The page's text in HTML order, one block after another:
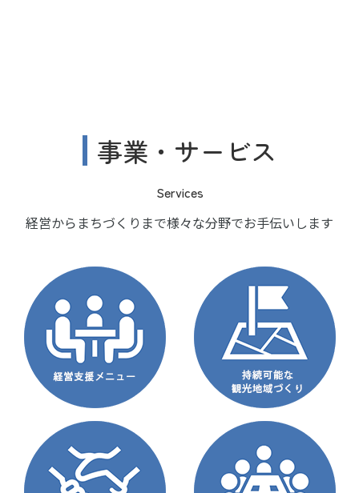
事業・サービス
Services
経営からまちづくりまで様々な分野でお手伝いします